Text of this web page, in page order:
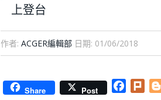
上登台
作者: ACGER編輯部 日期: 01/06/2018
Share Post Facebook
Plurk